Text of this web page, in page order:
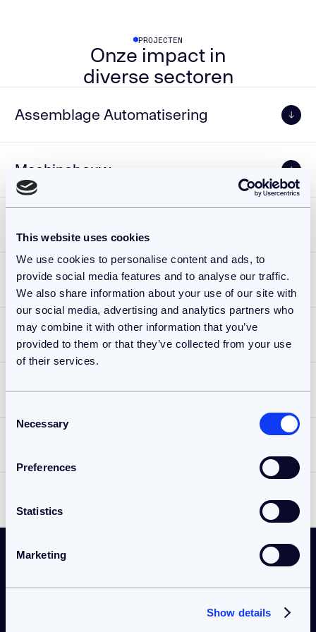
This website uses cookies
We use cookies to personalise content and ads, to
provide social media features and to analyse our traffic.
We also share information about your use of our site with
our social media, advertising and analytics partners who
may combine it with other information that you’ve
provided to them or that they’ve collected from your use
of their services.
Selection
Necessary
Preferences
Statistics
Marketing
Show details
PROJECTEN
Onze impact in
diverse sectoren
Assemblage Automatisering
Frituurbakwanden
ENGINEERING
Machinebouw
Integreerbare Pick and Place
BEKIJK HET PROJECT
SPECIAAL MACHINEBOUW & AUTOMATISERING
Automotive
Food
Blowerbelt
Agri
Liftsysteem Voermengwagen